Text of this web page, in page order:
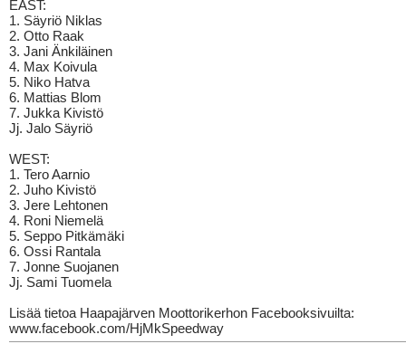
EAST:
1. Säyriö Niklas
2. Otto Raak
3. Jani Änkiläinen
4. Max Koivula
5. Niko Hatva
6. Mattias Blom
7. Jukka Kivistö
Jj. Jalo Säyriö
WEST:
1. Tero Aarnio
2. Juho Kivistö
3. Jere Lehtonen
4. Roni Niemelä
5. Seppo Pitkämäki
6. Ossi Rantala
7. Jonne Suojanen
Jj. Sami Tuomela
Lisää tietoa Haapajärven Moottorikerhon Facebooksivuilta:
www.facebook.com/HjMkSpeedway